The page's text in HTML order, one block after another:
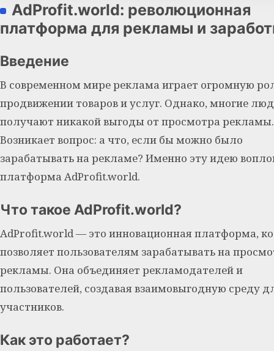
AdProfit.world: революционная
платформа для рекламы и
Введение
В современном мире реклама играет огромную
продвижении товаров и услуг. Однако, многие
получают никакой выгоды от просмотра рекламы.
Возникает вопрос: а что, если бы можно было
зарабатывать на рекламе? Именно эту идею
платформа AdProfit.world.
Что такое AdProfit.world?
AdProfit.world — это инновационная платформа,
позволяет пользователям зарабатывать на
рекламы. Она объединяет рекламодателей и
пользователей, создавая взаимовыгодную среду
участников.
Как это работает?